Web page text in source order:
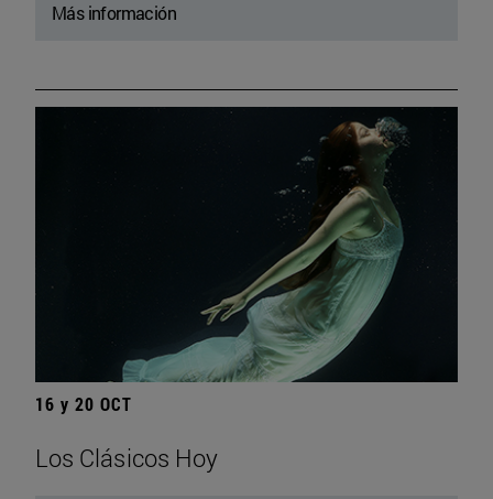
Más información
16 y 20 OCT
Los Clásicos Hoy